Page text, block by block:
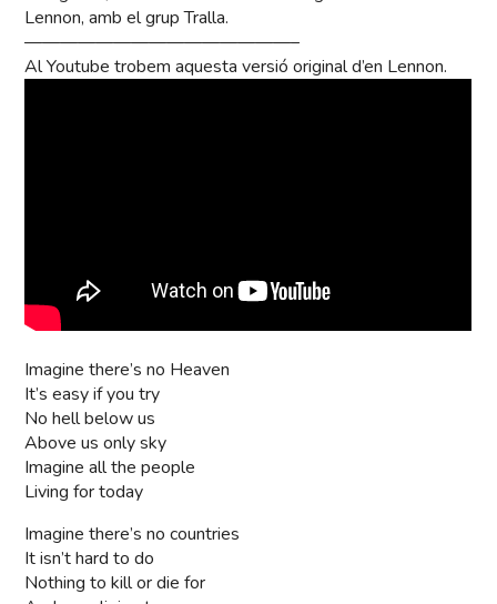
Lennon, amb el grup Tralla.
———————————————–
Al Youtube trobem aquesta versió original d’en Lennon.
Imagine there’s no Heaven
It’s easy if you try
No hell below us
Above us only sky
Imagine all the people
Living for today
Imagine there’s no countries
It isn’t hard to do
Nothing to kill or die for